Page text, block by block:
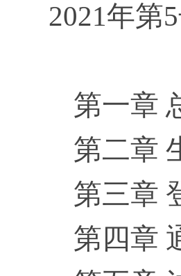
2021年第
第一章
第二章
第三章
第四章